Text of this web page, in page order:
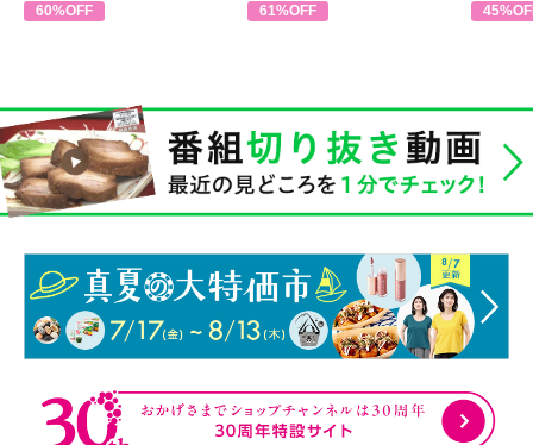
60%OFF 61%OFF